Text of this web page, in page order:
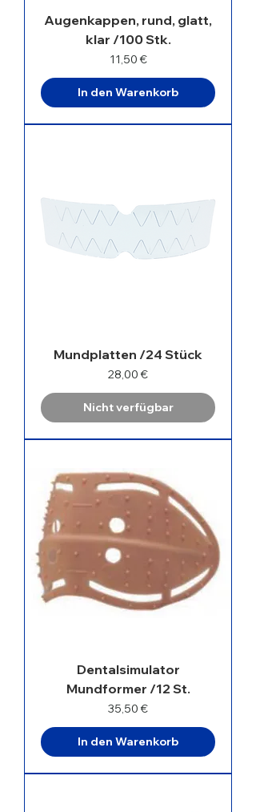
Augenkappen, rund, glatt,
klar /100 Stk.
Preis
11,50 €
In den Warenkorb
Mundplatten /24 Stück
Preis
28,00 €
Nicht verfügbar
Dentalsimulator
Mundformer /12 St.
Preis
35,50 €
In den Warenkorb